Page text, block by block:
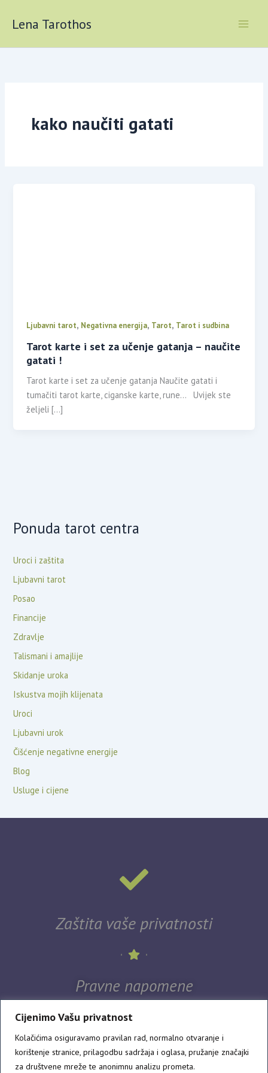
Cijenimo Vašu privatnost
Kolačićima osiguravamo pravilan rad, normalno otvaranje i
korištenje stranice, prilagodbu sadržaja i oglasa, pružanje značajki
za društvene mreže te anonimnu analizu prometa.
Lena Tarothos
kako naučiti gatati
Ljubavni tarot, Negativna energija, Tarot, Tarot i sudbina
Tarot karte i set za učenje gatanja – naučite
gatati !
Tarot karte i set za učenje gatanja Naučite gatati i
tumačiti tarot karte, ciganske karte, rune… Uvijek ste
željeli […]
Ponuda tarot centra
Uroci i zaštita
Ljubavni tarot
Posao
Financije
Zdravlje
Talismani i amajlije
Skidanje uroka
Iskustva mojih klijenata
Uroci
Ljubavni urok
Čišćenje negativne energije
Blog
Usluge i cijene
Zaštita vaše privatnosti
Pravne napomene